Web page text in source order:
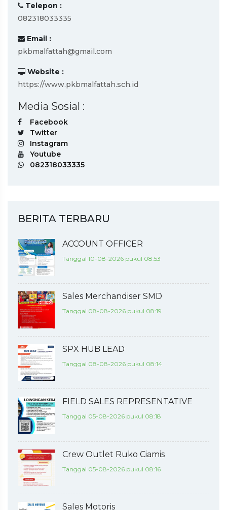
Telepon :
082318033335
Email :
pkbmalfattah@gmail.com
Website :
https://www.pkbmalfattah.sch.id
Media Sosial :
Facebook
Twitter
Instagram
Youtube
082318033335
BERITA TERBARU
ACCOUNT OFFICER
Tanggal 10-08-2026 pukul 08:53
Sales Merchandiser SMD
Tanggal 08-08-2026 pukul 08:19
SPX HUB LEAD
Tanggal 08-08-2026 pukul 08:14
FIELD SALES REPRESENTATIVE
Tanggal 05-08-2026 pukul 08:18
Crew Outlet Ruko Ciamis
Tanggal 05-08-2026 pukul 08:16
Sales Motoris